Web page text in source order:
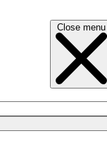
Close menu